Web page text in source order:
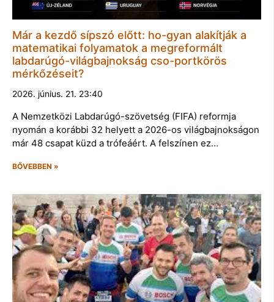
Már a kezdő sípszó előtt: ho-gyan alakítják a
matematikai folyamatok a megreformált
labdarúgó-világbajnokság cso-portkörös
mérkőzéseit?
2026. június. 21. 23:40
A Nemzetközi Labdarúgó-szövetség (FIFA) reformja
nyomán a korábbi 32 helyett a 2026-os világbajnokságon
már 48 csapat küzd a trófeáért. A felszínen ez…
BŐVEBBEN »